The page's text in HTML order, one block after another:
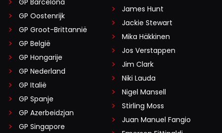
GP Oostenrijk
GP Groot-Brittannië
GP België
GP Hongarije
GP Nederland
GP Italië
GP Spanje
GP Azerbeidzjan
GP Singapore
James Hunt
Jackie Stewart
Mika Häkkinen
Jos Verstappen
Jim Clark
Niki Lauda
Nigel Mansell
Stirling Moss
Juan Manuel Fangio